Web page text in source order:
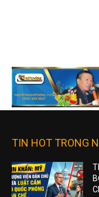
TIN HOT TRONG